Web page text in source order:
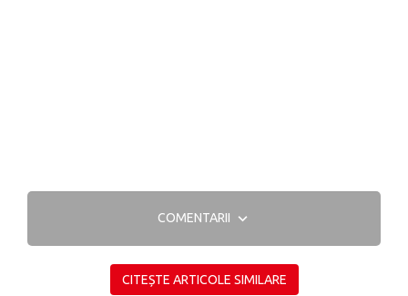
COMENTARII
CITEȘTE ARTICOLE SIMILARE